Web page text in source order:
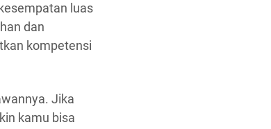
luas
dan
kompetensi
Jika
kamu bisa